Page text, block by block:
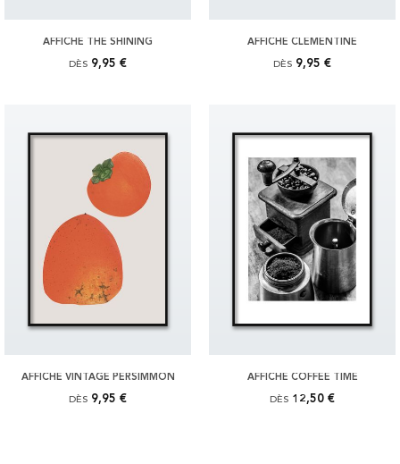
AFFICHE THE SHINING
DÈS 9,95 €
AFFICHE CLEMENTINE
DÈS 9,95 €
AFFICHE VINTAGE PERSIMMON
DÈS 9,95 €
AFFICHE COFFEE TIME
DÈS 12,50 €